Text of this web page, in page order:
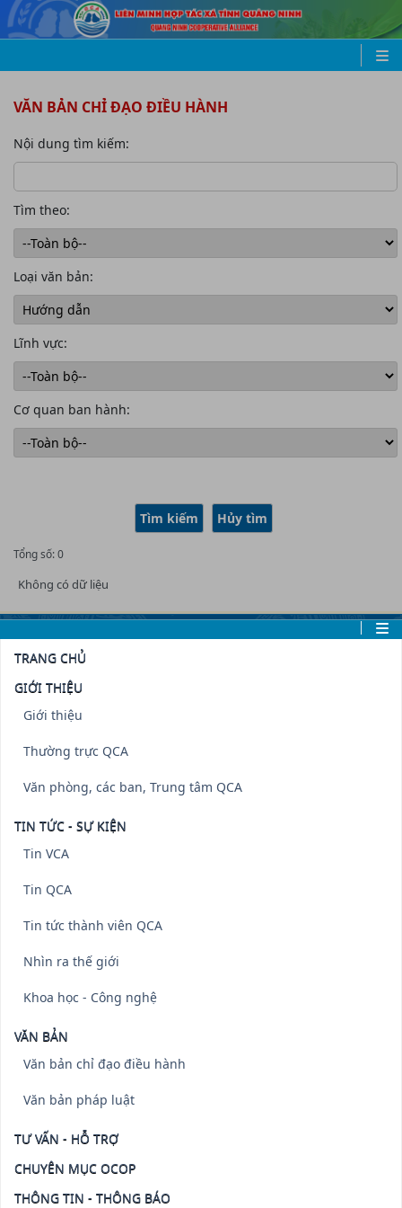
VĂN BẢN CHỈ ĐẠO ĐIỀU HÀNH
Nội dung tìm kiếm:
Tìm theo:
Loại văn bản:
Lĩnh vực:
Cơ quan ban hành:
Tổng số: 0
Không có dữ liệu
TRANG CHỦ
GIỚI THIỆU
Giới thiệu
Thường trực QCA
Văn phòng, các ban, Trung tâm QCA
TIN TỨC - SỰ KIỆN
Tin VCA
Tin QCA
Tin tức thành viên QCA
Nhìn ra thế giới
Khoa học - Công nghệ
VĂN BẢN
Văn bản chỉ đạo điều hành
Văn bản pháp luật
TƯ VẤN - HỖ TRỢ
CHUYÊN MỤC OCOP
THÔNG TIN - THÔNG BÁO